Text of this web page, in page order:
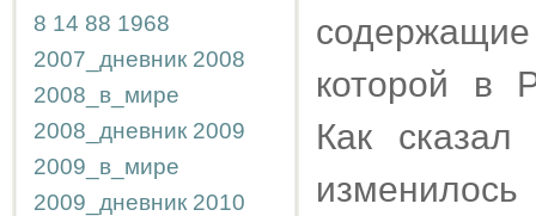
8 14 88 1968
2007_дневник 2008
2008_в_мире
2008_дневник 2009
2009_в_мире
2009_дневник 2010
которой в
Как